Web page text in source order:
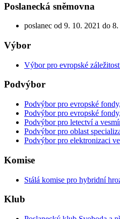
Poslanecká sněmovna
poslanec od 9. 10. 2021 do
Výbor
Výbor pro evropské
Podvýbor
Podvýbor pro evropské
Podvýbor pro evropské
Podvýbor pro letectví a
Podvýbor pro oblast
Podvýbor pro elektronizaci
Komise
Stálá komise pro hybridní
Klub